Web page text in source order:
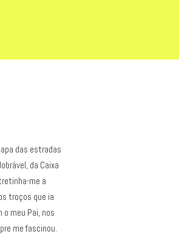
das estradas
da Caixa
me a
troços que ia
o meu Pai, nos
me fascinou.